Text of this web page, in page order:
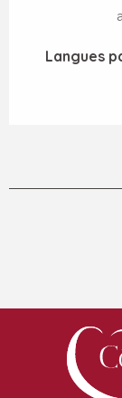
Langues
Langues